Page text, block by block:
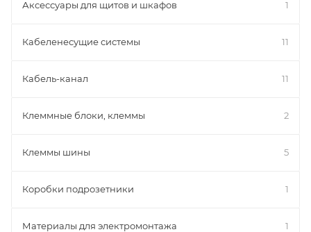
Аксессуары для щитов и шкафов 1
Кабеленесущие системы 11
Кабель-канал 11
Клеммные блоки, клеммы 2
Клеммы шины 5
Коробки подрозетники 1
Материалы для электромонтажа 1